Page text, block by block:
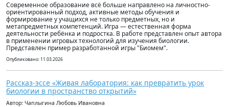
Современное образование всё больше направлено на личностно-
ориентированный подход, активные методы обучения и
формирование у учащихся не только предметных, но и
метапредметных компетенций. Игра — естественная форма
деятельности ребёнка и подростка. В работе представлен опыт автора
в применении игровых технологий для изучения биологии.
Представлен пример разработанной игры "Биомем".
Опубликовано: 11.03.2026
Рассказ-эссе «Живая лаборатория: как превратить урок
биологии в пространство открытий»
Автор: Чаплыгина Любовь Ивановна